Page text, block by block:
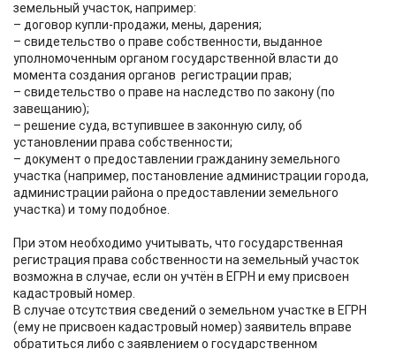
земельный участок, например:
– договор купли-продажи, мены, дарения;
– свидетельство о праве собственности, выданное
уполномоченным органом государственной власти до
момента создания органов регистрации прав;
– свидетельство о праве на наследство по закону (по
завещанию);
– решение суда, вступившее в законную силу, об
установлении права собственности;
– документ о предоставлении гражданину земельного
участка (например, постановление администрации города,
администрации района о предоставлении земельного
участка) и тому подобное.
При этом необходимо учитывать, что государственная
регистрация права собственности на земельный участок
возможна в случае, если он учтён в ЕГРН и ему присвоен
кадастровый номер.
В случае отсутствия сведений о земельном участке в ЕГРН
(ему не присвоен кадастровый номер) заявитель вправе
обратиться либо с заявлением о государственном